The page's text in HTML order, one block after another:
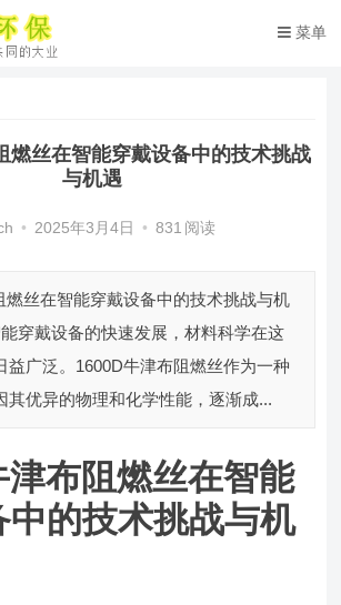
菜单
燃丝在智能穿戴设备中的技术挑战
与机遇
• 2025年3月4日 • 831 阅读
燃丝在智能穿戴设备中的技术挑战与机
穿戴设备的快速发展，材料科学在这
益广泛。1600D牛津布阻燃丝作为一种
其优异的物理和化学性能，逐渐成...
津布阻燃丝在智能
中的技术挑战与机